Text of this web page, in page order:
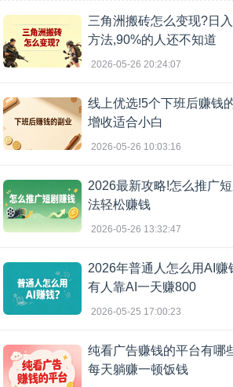
三角洲搬砖怎么变现?日
方法,90%的人还不知道
2026-05-26 20:24:07
线上优选!5个下班后赚钱
增收适合小白
2026-05-26 10:03:16
2026最新攻略!怎么推广
法轻松赚钱
2026-05-26 13:32:47
2026年普通人怎么用AI赚
有人靠AI一天赚800
2026-05-25 17:00:23
纯看广告赚钱的平台有哪
每天躺赚一顿饭钱